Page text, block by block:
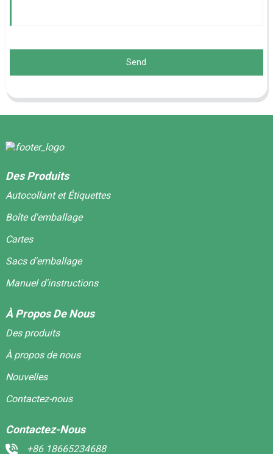
Send
Des Produits
Autocollant et Étiquettes
Boîte d'emballage
Cartes
Sacs d'emballage
Manuel d'instructions
À Propos De Nous
Des produits
À propos de nous
Nouvelles
Contactez-nous
Contactez-Nous
+86 18665234688